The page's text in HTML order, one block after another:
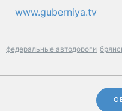
www.guberniya.tv
федеральные автодороги